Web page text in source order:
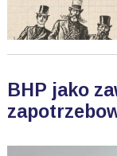
BHP jako